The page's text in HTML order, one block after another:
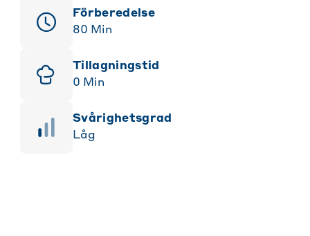
Förberedelse
80 Min
Tillagningstid
0 Min
svårighetsgrad
Låg